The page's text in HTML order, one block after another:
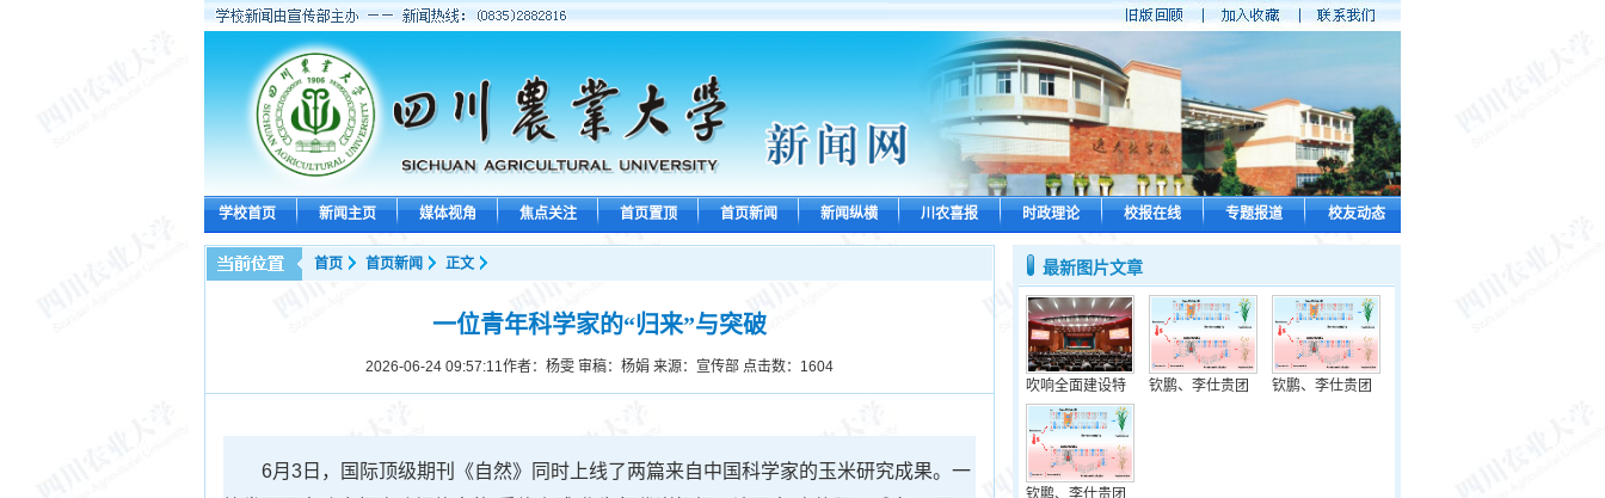
学校首页 新闻主页 媒体视角 焦点关注 首页置顶 首页新闻 新闻纵横 川农喜报 时政理论 校报在线 专题报道 校友动态
首页 首页新闻 正文
一位青年科学家的“归来”与突破
2026-06-24 09:57:11作者：杨雯 审稿：杨娟 来源：宣传部 点击数： 1604
6月3日，国际顶级期刊《自然》同时上线了两篇来自中国科学家的玉米研究成果。一
最新图片文章
吹响全面建设特 钦鹏、李仕贵团 钦鹏、李仕贵团
钦鹏、李仕贵团